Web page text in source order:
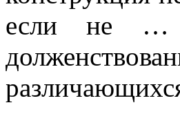
если не …